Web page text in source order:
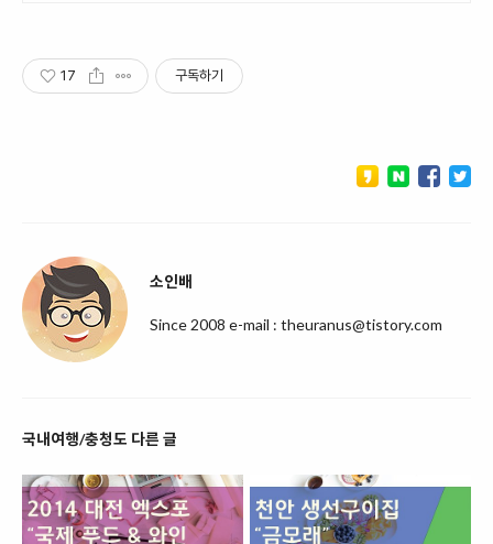
17 구독하기
소인배
Since 2008 e-mail : theuranus@tistory.com
국내여행/충청도 다른 글